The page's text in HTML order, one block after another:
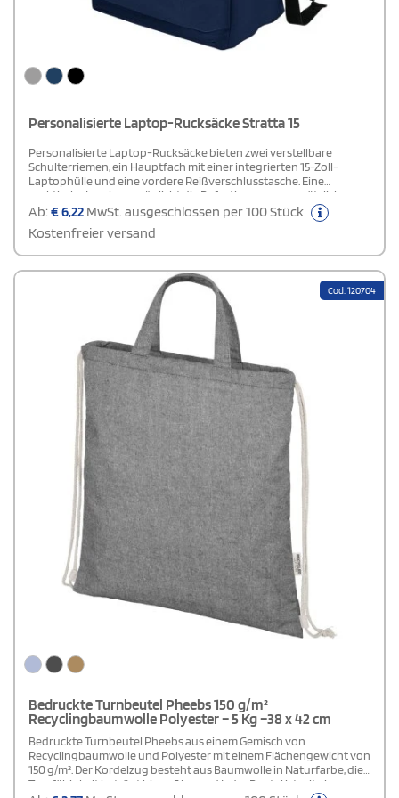
Personalisierte Laptop-Rucksäcke Stratta 15
Personalisierte Laptop-Rucksäcke bieten zwei verstellbare
Schulterriemen, ein Hauptfach mit einer integrierten 15-Zoll-
Laptophülle und eine vordere Reißverschlusstasche. Eine
praktische Lasche ermöglicht die Befestigung von zusätzlicher
Ausrüstung.
Ab:€6,22 MwSt. ausgeschlossen per 100 Stück
Kostenfreier versand
Cod: 120704
Bedruckte Turnbeutel Pheebs 150 g/m²
Recyclingbaumwolle Polyester – 5 Kg –38 x 42 cm
Bedruckte Turnbeutel Pheebs aus einem Gemisch von
Recyclingbaumwolle und Polyester mit einem Flächengewicht von
150 g/m². Der Kordelzug besteht aus Baumwolle in Naturfarbe, die
Tragfähigkeit beträgt bis zu 5 kg, und jeder Beutel ist mit einem